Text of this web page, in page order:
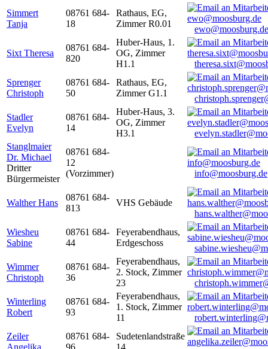
Simmert
Tanja
08761 684-
18
Rathaus, EG,
Zimmer R0.01
ewo@moosburg.de
Sixt Theresa
08761 684-
820
Huber-Haus, 1.
OG, Zimmer
H1.1
Sprenger
Christoph
08761 684-
50
Rathaus, EG,
Zimmer G1.1
Stadler
Evelyn
08761 684-
14
Huber-Haus, 3.
OG, Zimmer
H3.1
Stanglmaier
Dr. Michael
Dritter
Bürgermeister
08761 684-
12
(Vorzimmer)
info@moosburg.de
Walther Hans
08761 684-
813
VHS Gebäude
Wiesheu
Sabine
08761 684-
44
Feyerabendhaus,
Erdgeschoss
Wimmer
Christoph
08761 684-
36
Feyerabendhaus,
2. Stock, Zimmer
23
Winterling
Robert
08761 684-
93
Feyerabendhaus,
1. Stock, Zimmer
11
Zeiler
Angelika
08761 684-
96
Sudetenlandstraße
14